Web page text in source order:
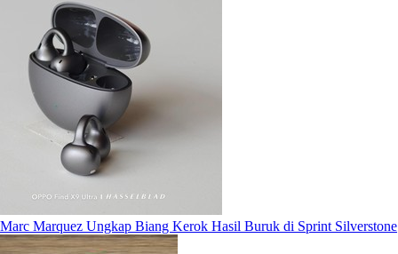
Marc Marquez Ungkap Biang Kerok Hasil Buruk di Sprint Silverstone